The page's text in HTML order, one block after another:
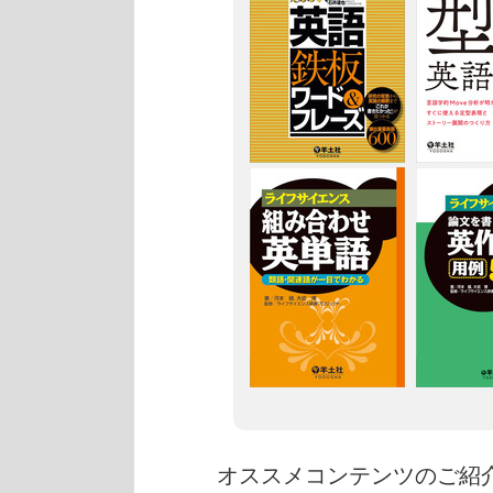
オススメコンテンツのご紹